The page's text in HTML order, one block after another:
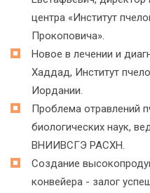
центра «Институт
Прокоповича».
Новое в лечении и
Хаддад, Институт
Иордании.
Проблема отравлений
биологических наук,
ВНИИВСГЭ РАСХН.
Создание
конвейера - залог